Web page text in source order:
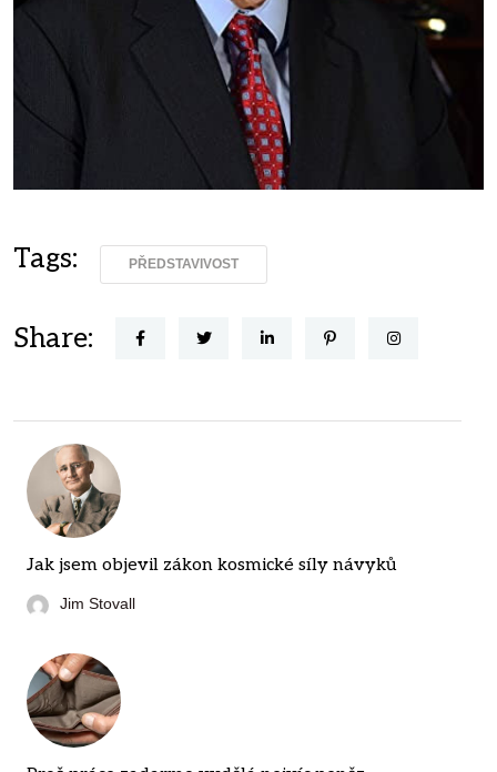
Tags: PŘEDSTAVIVOST
Share:
Jak jsem objevil zákon kosmické síly návyků
Jim Stovall